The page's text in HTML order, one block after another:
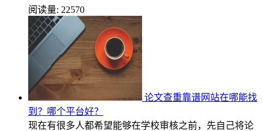
阅读量: 22570
论文查重靠谱网站在哪能找
到？哪个平台好？
现在有很多人都希望能够在学校审核之前，先自己将论